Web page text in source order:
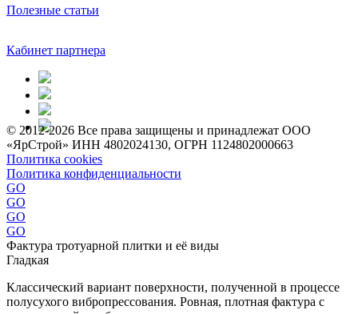
Полезные статьи
Кабинет партнера
© 2012-2026 Все права защищены и принадлежат ООО
«ЯрСтрой» ИНН 4802024130, ОГРН 1124802000663
Политика cookies
Политика конфиденциальности
GO
GO
GO
GO
Фактура тротуарной плитки и её виды
Гладкая
Классический вариант поверхности, полученной в процессе
полусухого вибропрессования. Ровная, плотная фактура с